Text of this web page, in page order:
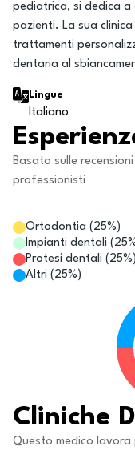
pediatrica, si dedica
pazienti. La sua
trattamenti
dentaria al
Lingue
Italiano
Basato sulle
professionisti
Ortodontia ( 25%)
Impianti dentali ( 25
Protesi dentali ( 25%)
Altri ( 25%)
Cliniche
Questo medico lavora